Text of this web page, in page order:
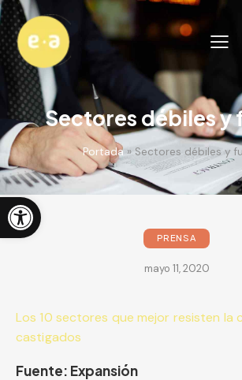
Abrir barra de herramientas
Sectores débiles y
Portada » Sectores débiles y
PRENSA
mayo 11, 2020
Los 10 sectores que mejor resisten la
castigados
Fuente: Expansión